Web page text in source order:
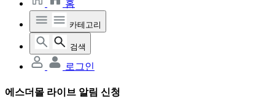
홈
카테고리
검색
로그인
에스더몰 라이브 알림 신청